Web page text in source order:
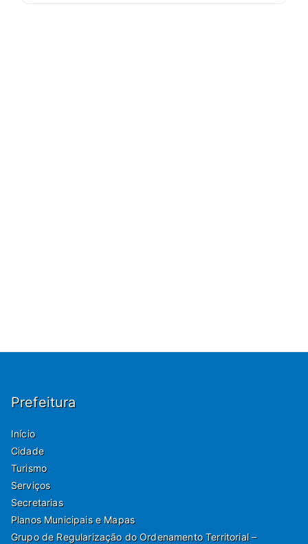
Prefeitura
Início
Cidade
Turismo
Serviços
Secretarias
Planos Municipais e Mapas
Grupo de Regularização do Ordenamento Territorial –